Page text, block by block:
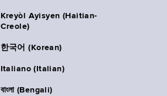
Kreyòl Ayisyen (Haitian-
Creole)
한국어 (Korean)
Italiano (Italian)
বাংলা (Bengali)